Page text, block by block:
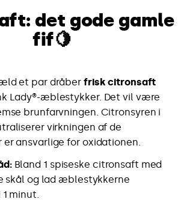
det gode gamle
fif🍋
et par dråber frisk citronsaft
Lady®-æblestykker. Det vil være
brunfarvningen. Citronsyren i
virkningen af de
er ansvarlige for oxidationen.
Bland 1 spiseske citronsaft med
skål og lad æblestykkerne
minut.